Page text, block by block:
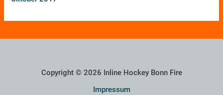
Copyright © 2026 Inline Hockey Bonn Fire
Impressum